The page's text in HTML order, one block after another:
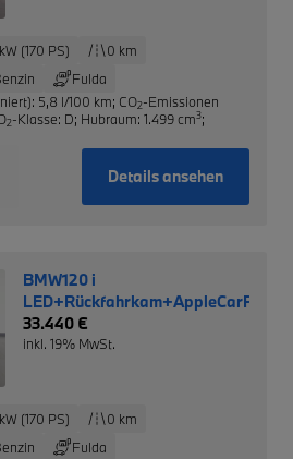
(170 PS)
0 km
Fulda
5,8 l/100 km; CO2-Emissionen
2-Klasse: D; Hubraum: 1.499 cm3;
Details ansehen
BMW120 i
33.440 €
inkl. 19% MwSt.
(170 PS)
0 km
Fulda